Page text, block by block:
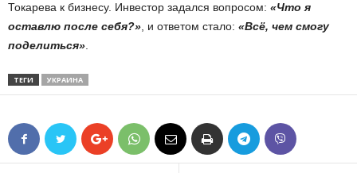
Токарева к бизнесу. Инвестор задался вопросом: «Что я
оставлю после себя?» , и ответом стало: «Всё, чем смогу
поделиться»
ТЕГИ УКРАИНА